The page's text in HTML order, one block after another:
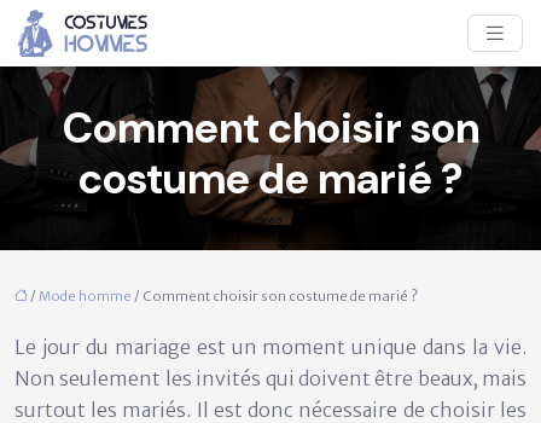
Comment choisir son
costume de marié ?
/ Mode homme / Comment choisir son costume de marié ?
Le jour du mariage est un moment unique dans la vie.
Non seulement les invités qui doivent être beaux, mais
surtout les mariés. Il est donc nécessaire de choisir les